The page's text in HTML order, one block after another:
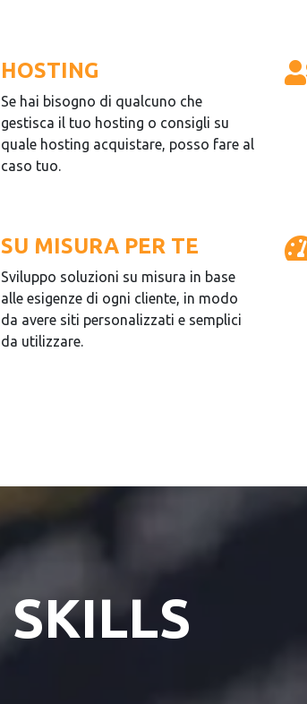
HOSTING
Se hai bisogno di qualcuno che
gestisca il tuo hosting o consigli su
quale hosting acquistare, posso fare al
caso tuo.
SU MISURA PER TE
Sviluppo soluzioni su misura in base
alle esigenze di ogni cliente, in modo
da avere siti personalizzati e semplici
da utilizzare.
SKILLS